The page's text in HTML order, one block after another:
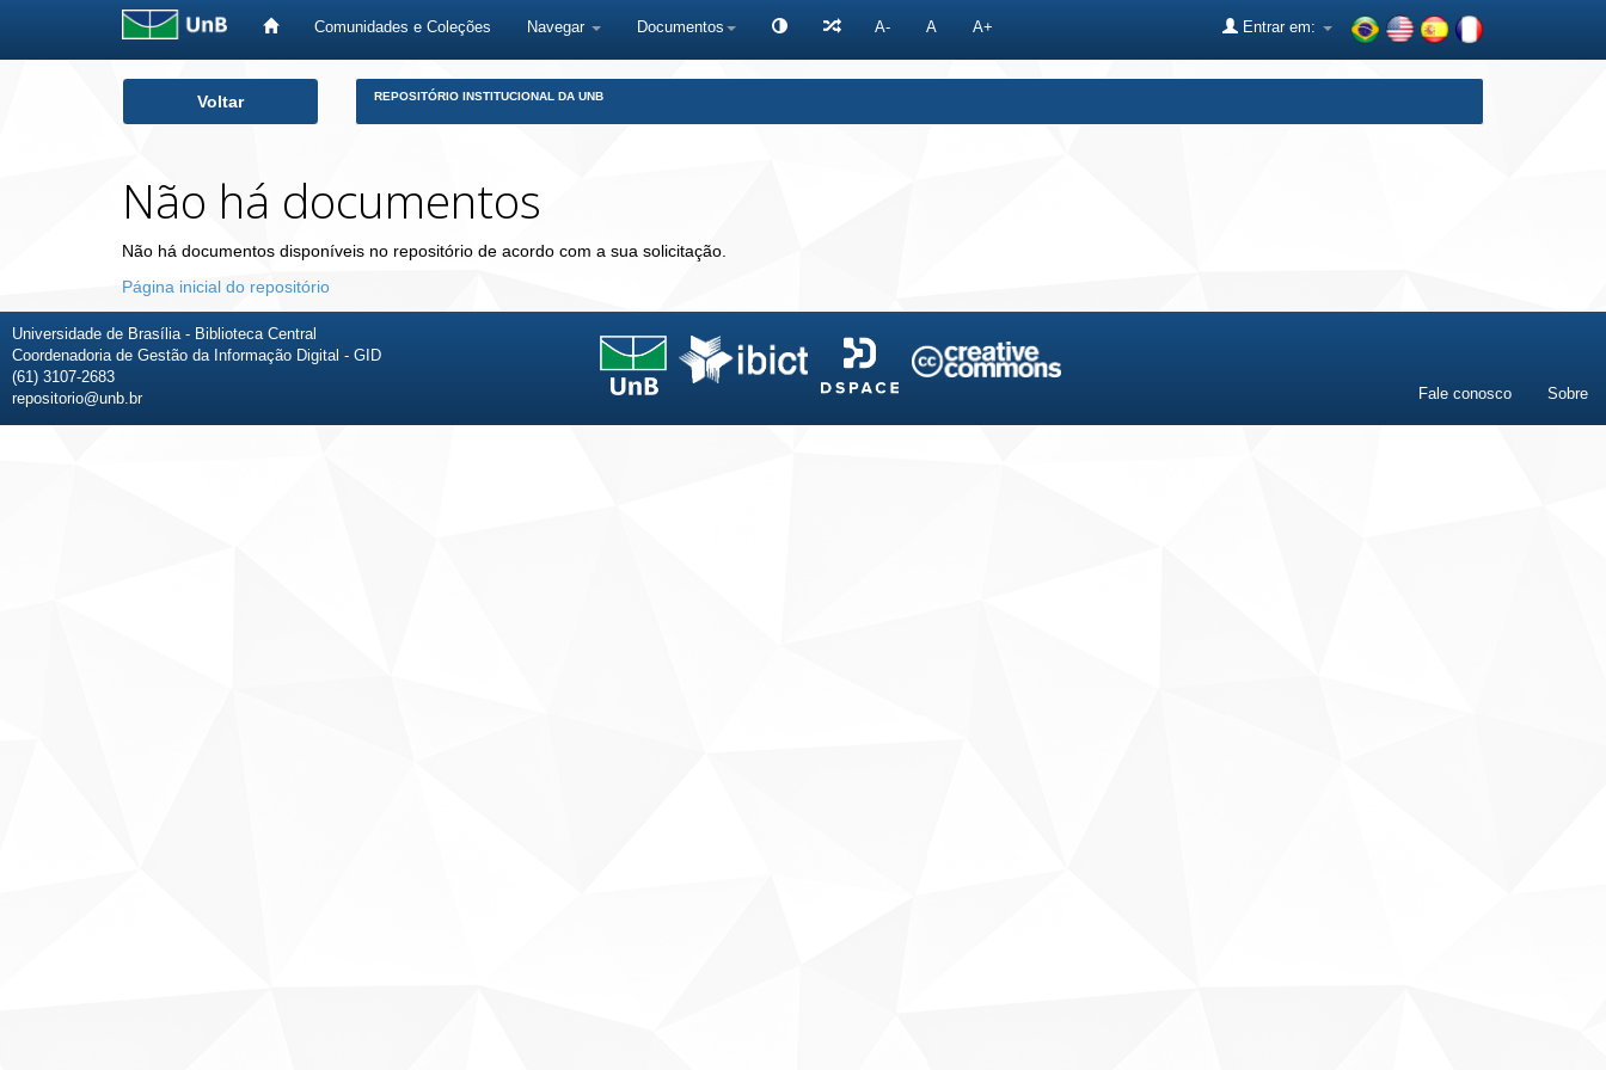
Comunidades e Coleções Navegar Documentos A- A A+ Entrar em:
Voltar REPOSITÓRIO INSTITUCIONAL DA UNB
Não há documentos
Não há documentos disponíveis no repositório de acordo com a sua solicitação.
Página inicial do repositório
Universidade de Brasília - Biblioteca Central
Coordenadoria de Gestão da Informação Digital - GID
(61) 3107-2683
repositorio@unb.br
Fale conosco Sobre